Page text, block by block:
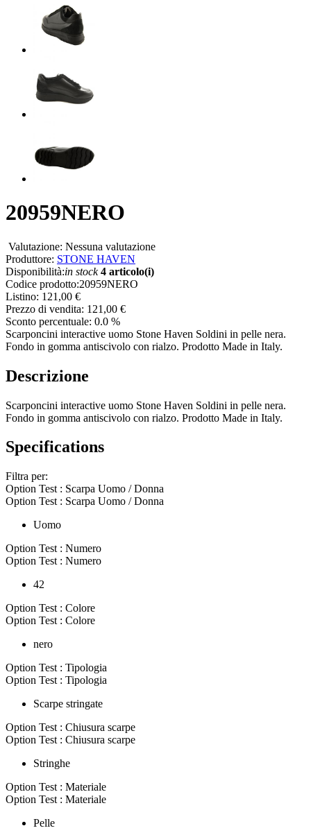
20959NERO
Valutazione: Nessuna valutazione
Produttore: STONE HAVEN
Disponibilità:in stock 4 articolo(i)
Codice prodotto:20959NERO
Listino: 121,00 €
Prezzo di vendita: 121,00 €
Sconto percentuale: 0.0 %
Scarponcini interactive uomo Stone Haven Soldini in pelle nera.
Fondo in gomma antiscivolo con rialzo. Prodotto Made in Italy.
Descrizione
Scarponcini interactive uomo Stone Haven Soldini in pelle nera.
Fondo in gomma antiscivolo con rialzo. Prodotto Made in Italy.
Specifications
Filtra per:
Option Test : Scarpa Uomo / Donna
Option Test : Scarpa Uomo / Donna
Uomo
Option Test : Numero
Option Test : Numero
42
Option Test : Colore
Option Test : Colore
nero
Option Test : Tipologia
Option Test : Tipologia
Scarpe stringate
Option Test : Chiusura scarpe
Option Test : Chiusura scarpe
Stringhe
Option Test : Materiale
Option Test : Materiale
Pelle